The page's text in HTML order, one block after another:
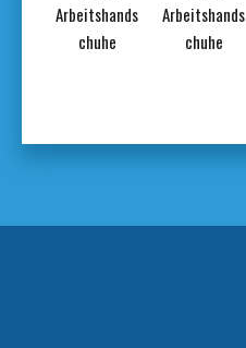
Arbeitshands
chuhe
Arbeitshands
chuhe